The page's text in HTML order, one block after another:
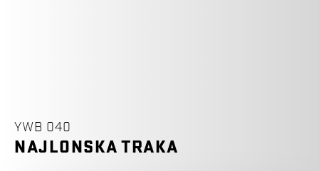
YWB 040
NAJLONSKA TRAKA